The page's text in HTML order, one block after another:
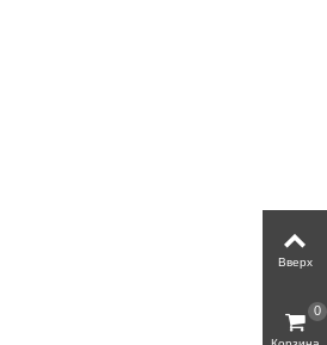
Вверх
0